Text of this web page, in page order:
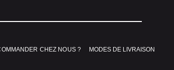
CHEZ NOUS ? MODES DE LIVRAISON